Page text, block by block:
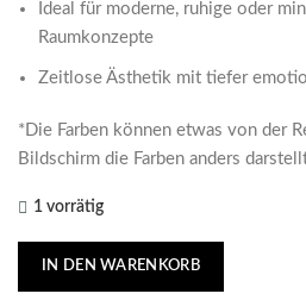
Ideal für moderne, ruhige oder
Raumkonzepte
Zeitlose Ästhetik mit tiefer
*Die Farben können etwas von der
Bildschirm die Farben anders
1 vorrätig
IN DEN WARENKORB